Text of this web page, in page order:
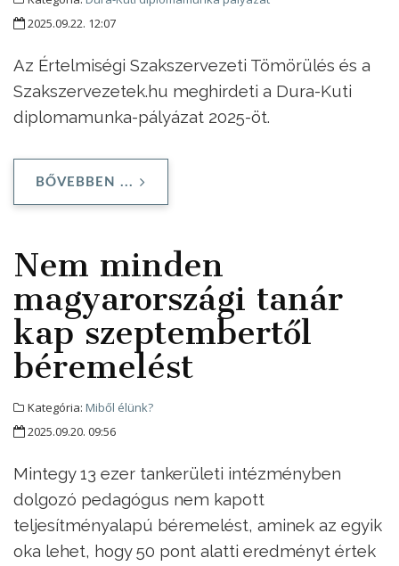
2025.09.22. 12:07
Az Értelmiségi Szakszervezeti Tömörülés és a
Szakszervezetek.hu meghirdeti a Dura-Kuti
diplomamunka-pályázat 2025-öt.
BŐVEBBEN ...
Nem minden
magyarországi tanár
kap szeptembertől
béremelést
Kategória: Miből élünk?
2025.09.20. 09:56
Mintegy 13 ezer tankerületi intézményben
dolgozó pedagógus nem kapott
teljesítményalapú béremelést, aminek az egyik
oka lehet, hogy 50 pont alatti eredményt értek